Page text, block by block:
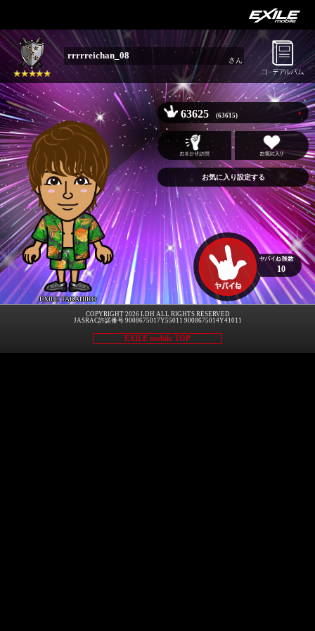
rrrrreichan_08 さん
EXILE TAKAHIRO
63625 (63615)
お気に入り設定する
10
COPYRIGHT 2026 LDH ALL RIGHTS RESERVED
JASRAC許諾番号 9008675017Y55011 9008675014Y41011
EXILE mobile TOP